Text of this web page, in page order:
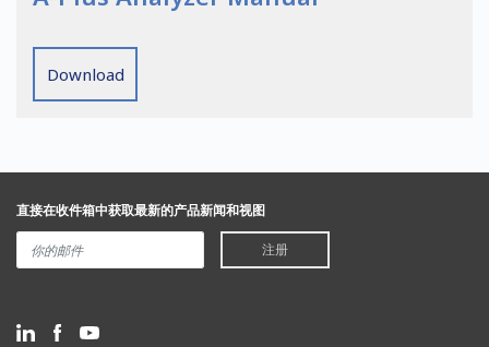
Download
直接在收件箱中获取最新的产品新闻和视图
注册